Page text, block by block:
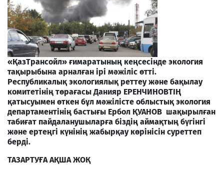
«ҚазТрансойл» ғимаратының кеңсесінде экология
тақырыбына арналған ірі мәжіліс өтті.
Республикалық экологиялық реттеу және бақылау
комитетінің төрағасы Данияр ЕРЕНЧИНОВТІҢ
қатысуымен өткен бұл мәжілісте облыстық экология
департаментінің бастығы Ербол ҚУАНОВ шақырылған
табиғат пайдаланушыларға біздің аймақтың бүгінгі
және ертеңгі күнінің жабырқау көрінісін суреттеп
берді.
ТАЗАРТУҒА АҚША ЖОҚ